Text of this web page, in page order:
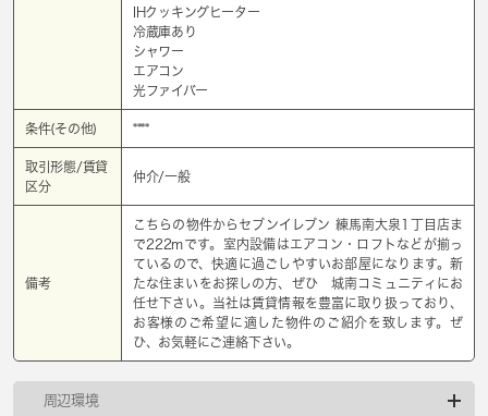
IHクッキングヒーター
冷蔵庫あり
シャワー
エアコン
光ファイバー
条件(その他) ****
取引形態/賃貸
区分
仲介/一般
備考
こちらの物件からセブンイレブン 練馬南大泉1丁目店ま
で222mです。室内設備はエアコン・ロフトなどが揃っ
ているので、快適に過ごしやすいお部屋になります。新
たな住まいをお探しの方、ぜひ 城南コミュニティにお
任せ下さい。当社は賃貸情報を豊富に取り扱っており、
お客様のご希望に適した物件のご紹介を致します。ぜ
ひ、お気軽にご連絡下さい。
周辺環境